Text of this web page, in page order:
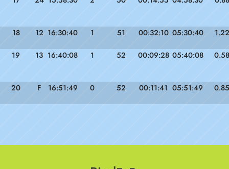
18 12 16:30:40 1 51 00:32:10 05:30:40 1.22
19 13 16:40:08 1 52 00:09:28 05:40:08 0.58
20 F 16:51:49 0 52 00:11:41 05:51:49 0.85